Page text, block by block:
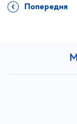
Попередня